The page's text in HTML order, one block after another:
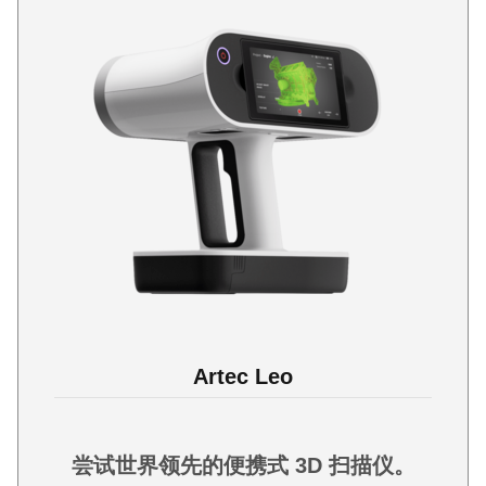
Artec Leo
尝试世界领先的便携式 3D 扫描仪。